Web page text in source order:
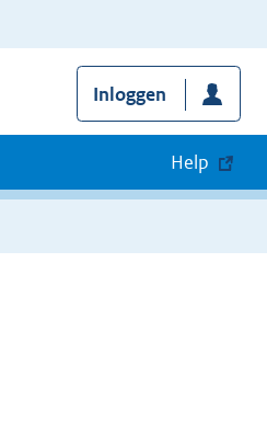
Inloggen
Help